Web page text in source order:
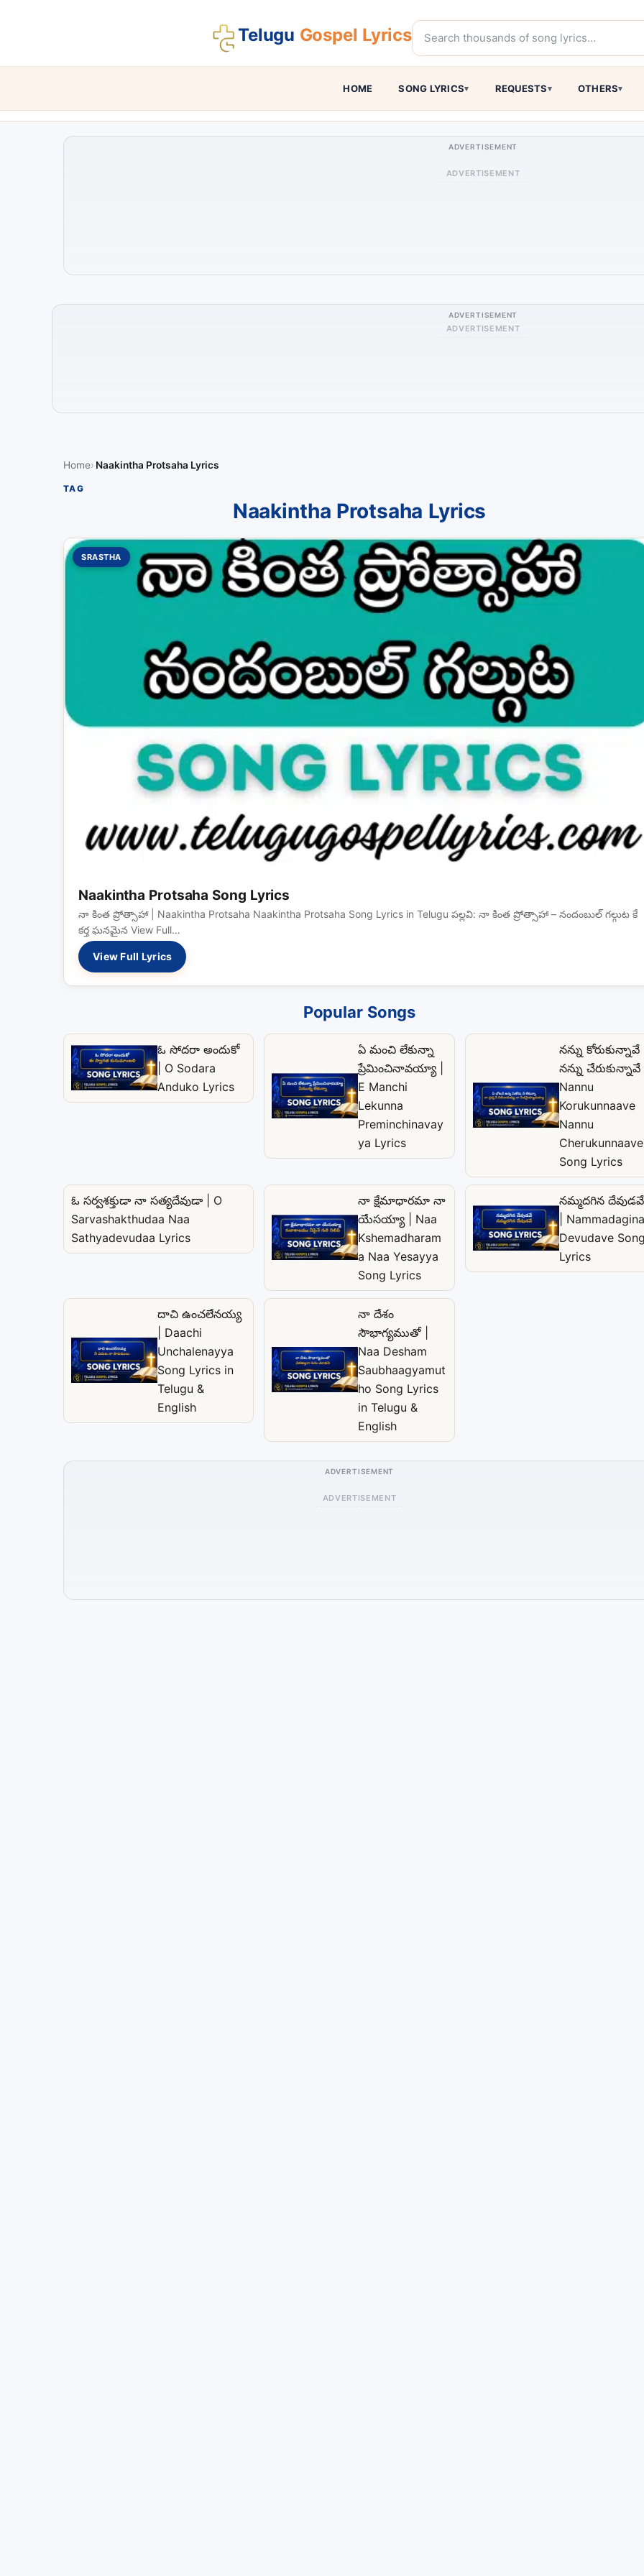
Telugu Gospel Lyrics
HOME SONG LYRICS REQUESTS OTHERS
ADVERTISEMENT
ADVERTISEMENT
ADVERTISEMENT
ADVERTISEMENT
Home Naakintha Protsaha Lyrics
TAG
Naakintha Protsaha Lyrics
SRASTHA
Naakintha Protsaha Song Lyrics
నా కింత ప్రోత్సాహా | Naakintha Protsaha Naakintha Protsaha Song Lyrics in Telugu పల్లవి: నా కింత ప్రోత్సాహా – నందంబుల్ గల్గుట కే
కర్త ఘనమైన View Full…
View Full Lyrics
Popular Songs
ఓ సోదరా అందుకో
| O Sodara
Anduko Lyrics
ఏ మంచి లేకున్నా
ప్రేమించినావయ్యా |
E Manchi
Lekunna
Preminchinavay
ya Lyrics
నన్ను కోరుకున్నావే
నన్ను చేరుకున్నావే |
Nannu
Korukunnaave
Nannu
Cherukunnaave
Song Lyrics
ఓ సర్వశక్తుడా నా సత్యదేవుడా | O
Sarvashakthudaa Naa
Sathyadevudaa Lyrics
నా క్షేమాధారమా నా
యేసయ్యా | Naa
Kshemadharam
a Naa Yesayya
Song Lyrics
నమ్మదగిన దేవుడవే
| Nammadagina
Devudave Song
Lyrics
దాచి ఉంచలేనయ్య
| Daachi
Unchalenayya
Song Lyrics in
Telugu &
English
నా దేశం
సౌభాగ్యముతో |
Naa Desham
Saubhaagyamut
ho Song Lyrics
in Telugu &
English
ADVERTISEMENT
ADVERTISEMENT